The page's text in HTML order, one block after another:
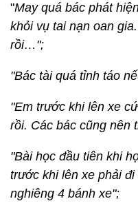
"May quá bác phát
khỏi vụ tai nạn oan
rồi…";
"Bác tài quá tỉnh táo
"Em trước khi lên xe
rồi. Các bác cũng nên
"Bài học đầu tiên khi
trước khi lên xe phải
nghiêng 4 bánh xe";